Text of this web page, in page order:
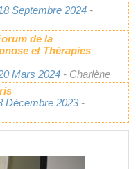
Septembre 2024 -
de la
et Thérapies
Mars 2024 - Charlène
Décembre 2023 -